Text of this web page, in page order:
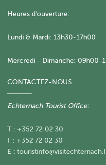
Heures d'ouverture:
Lundi & Mardi: 13h30-17h00
Mercredi - Dimanche: 09h00-
CONTACTEZ-NOUS
Echternach Tourist Office:
T : +352 72 02 30
F : +352 72 02 30
E :